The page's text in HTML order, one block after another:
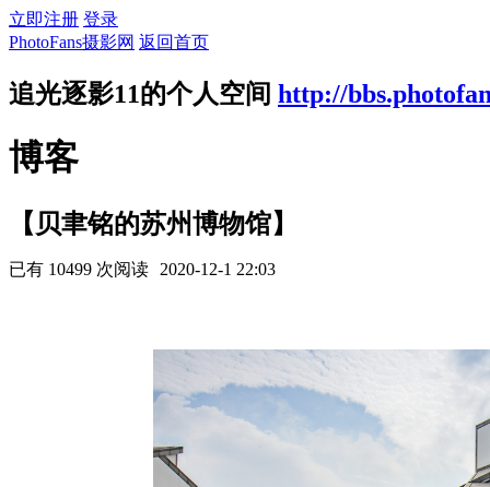
立即注册 登录
PhotoFans摄影网 返回首页
追光逐影11的个人空间 http://
博客
【贝聿铭的苏州博物馆】
已有 10499 次阅读 2020-12-1 22:03